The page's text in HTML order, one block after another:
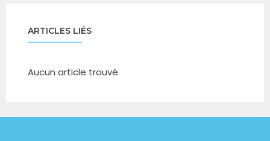
ARTICLES LIÉS
Aucun article trouvé